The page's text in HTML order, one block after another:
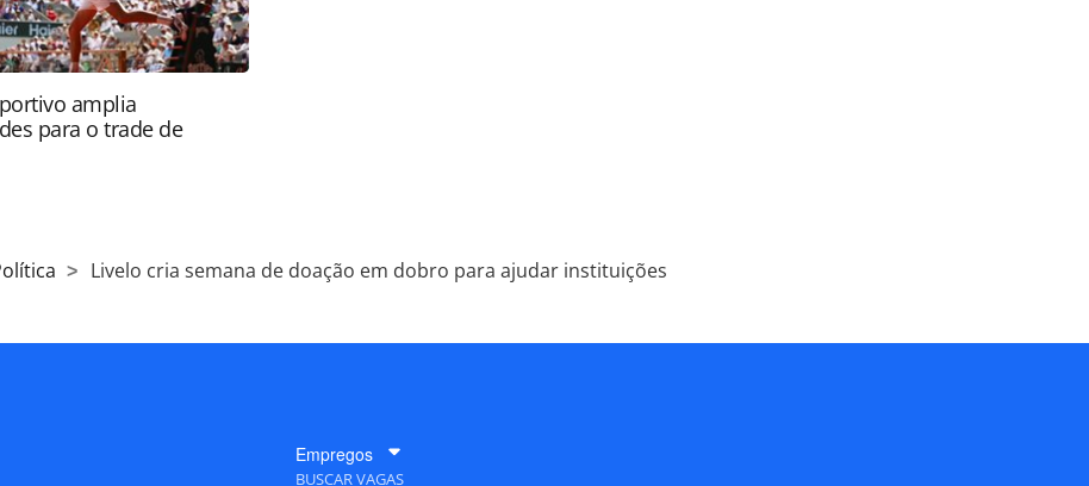
amplia
para o trade de
Livelo cria semana de doação em dobro para ajudar instituições
Empregos
BUSCAR VAGAS